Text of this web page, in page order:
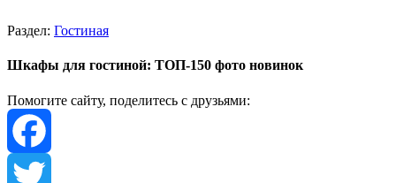
Раздел: Гостиная
Шкафы для гостиной: ТОП-150 фото новинок
Помогите сайту, поделитесь с друзьями:
Facebook